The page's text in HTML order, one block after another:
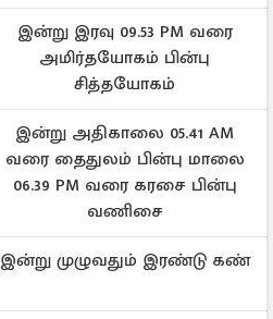
இன்று இரவு 09.53 PM வரை
அமிர்தயோகம் பின்பு
சித்தயோகம்
இன்று அதிகாலை 05.41 AM
வரை தைதுலம் பின்பு மாலை
06.39 PM வரை கரசை பின்பு
வணிசை
இன்று முழுவதும் இரண்டு கண்